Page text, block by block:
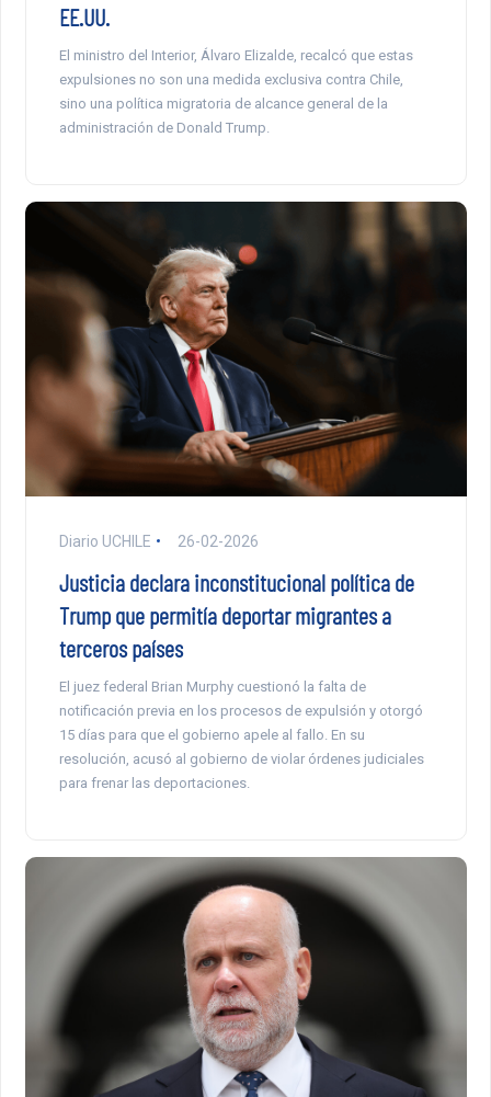
EE.UU.
El ministro del Interior, Álvaro Elizalde, recalcó que estas
expulsiones no son una medida exclusiva contra Chile,
sino una política migratoria de alcance general de la
administración de Donald Trump.
Diario UCHILE 26-02-2026
Justicia declara inconstitucional política de
Trump que permitía deportar migrantes a
terceros países
El juez federal Brian Murphy cuestionó la falta de
notificación previa en los procesos de expulsión y otorgó
15 días para que el gobierno apele al fallo. En su
resolución, acusó al gobierno de violar órdenes judiciales
para frenar las deportaciones.